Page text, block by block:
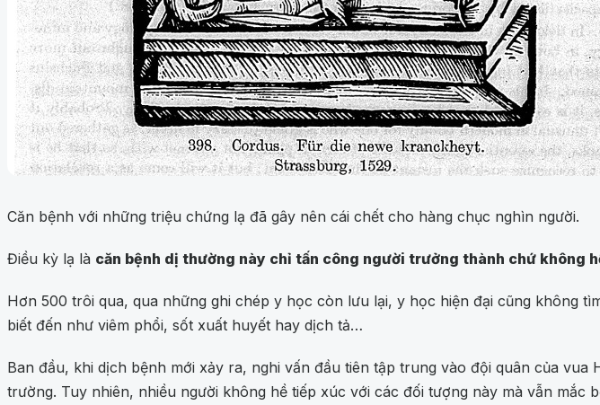
Căn bệnh với những triệu chứng lạ đã gây nên cái chết cho hàng chục nghìn người.
Điều kỳ lạ là căn bệnh dị thường này chỉ tấn công người trưởng thành chứ không
Hơn 500 trôi qua, qua những ghi chép y học còn lưu lại, y học hiện đại cũng không
biết đến như viêm phổi, sốt xuất huyết hay dịch tả…
Ban đầu, khi dịch bệnh mới xảy ra, nghi vấn đầu tiên tập trung vào đội quân của
trường. Tuy nhiên, nhiều người không hề tiếp xúc với các đối tượng này mà vẫn